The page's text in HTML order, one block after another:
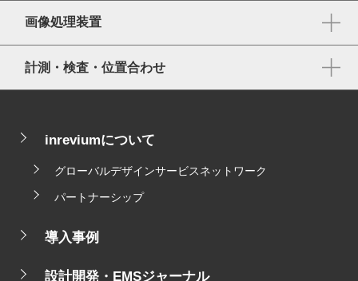
画像処理装置
計測・検査・位置合わせ
inreviumについて
グローバルデザインサービスネットワーク
パートナーシップ
導入事例
設計開発・EMSジャーナル